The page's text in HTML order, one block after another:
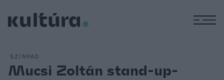
SZÍNPAD
Mucsi Zoltán stand-up-